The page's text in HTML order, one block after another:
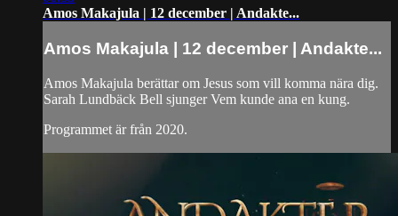
Amos Makajula | 12 december | Andakte...
Amos Makajula | 12 december | Andakte...
Amos Makajula berättar om Jesus som vill komma nära dig.
Sarah Lundbäck Bell sjunger Vem kunde ana en kung.
Programmet är från 2020.